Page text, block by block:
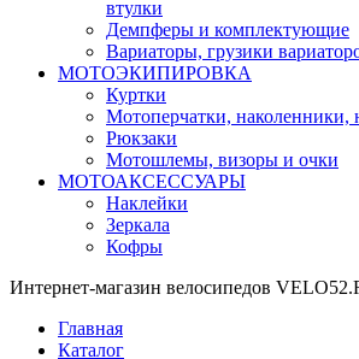
втулки
Демпферы и комплектующие
Вариаторы, грузики
МОТОЭКИПИРОВКА
Куртки
Мотоперчатки, наколенники,
Рюкзаки
Мотошлемы, визоры и очки
МОТОАКСЕССУАРЫ
Наклейки
Зеркала
Кофры
Интернет-магазин велосипедов
Главная
Каталог